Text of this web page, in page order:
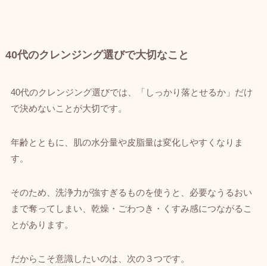
40代のクレンジング選びで大切なこと
40代のクレンジング選びでは、「しっかり落とせるか」だけ
で決めないことが大切です。
年齢とともに、肌の水分量や皮脂量は変化しやすくなりま
す。
そのため、洗浄力が強すぎるものを使うと、必要なうるおい
まで奪ってしまい、乾燥・ごわつき・くすみ感につながるこ
とがあります。
だからこそ意識したいのは、次の３つです。